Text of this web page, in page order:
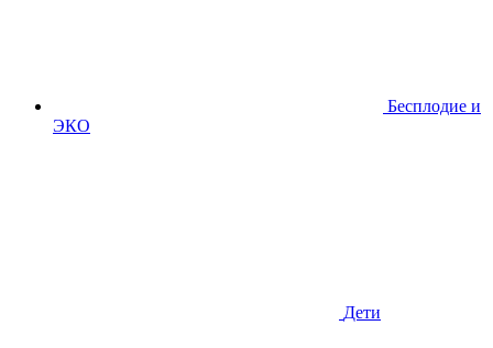
Бесплодие и
ЭКО
Дети